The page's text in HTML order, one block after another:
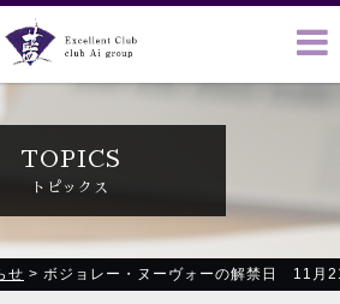
恋(れん)、ルミナス、浪漫館で皆様の
ます
TOPICS
トピックス
せ > ボジョレー・ヌーヴォーの解禁日 11月